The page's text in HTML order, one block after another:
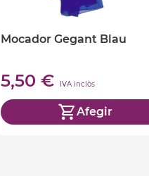
Mocador Gegant Blau
5,50 € IVA inclòs
Afegir